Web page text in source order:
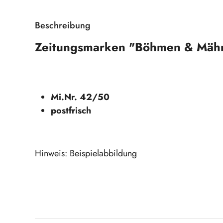
Beschreibung
Zeitungsmarken "Böhmen &
Mi.Nr. 42/50
postfrisch
Hinweis: Beispielabbildung